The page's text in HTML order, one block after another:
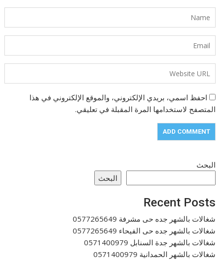
احفظ اسمي، بريدي الإلكتروني، والموقع الإلكتروني في هذا
المتصفح لاستخدامها المرة المقبلة في تعليقي.
البحث
البحث
Recent Posts
شغالات بالشهر جده حى مشرفة 0577265649
شغالات بالشهر جده حى الفيحاء 0577265649
شغالات بالشهر جدة السنابل 0571400979
شغالات بالشهر الحمدانية 0571400979